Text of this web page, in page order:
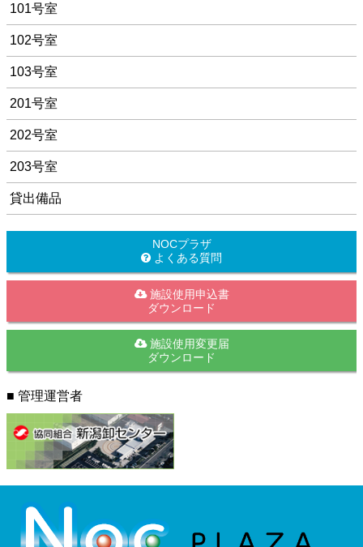
101号室
102号室
103号室
201号室
202号室
203号室
貸出備品
NOCプラザ
よくある質問
施設使用申込書
ダウンロード
施設使用変更届
ダウンロード
■ 管理運営者